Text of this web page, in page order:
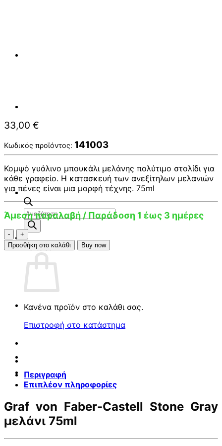
Αναζήτηση
προϊόντων
Καλάθι
Κανένα προϊόν στο καλάθι σας.
Επιστροφή στο κατάστημα
33,00 €
Κωδικός προϊόντος: 141003
Κομψό γυάλινο μπουκάλι μελάνης πολύτιμο στολίδι για
κάθε γραφείο. Η κατασκευή των ανεξίτηλων μελανιών
για πένες είναι μια μορφή τέχνης. 75ml
Άμεση παραλαβή / Παράδοση 1 έως 3 ημέρες
Graf
von
Faber-
Castell
Stone
Gray
ποσότητα
Προσθήκη στο καλάθι Buy now
Περιγραφή
Επιπλέον πληροφορίες
Graf von Faber-Castell Stone Gray
μελάνι 75ml